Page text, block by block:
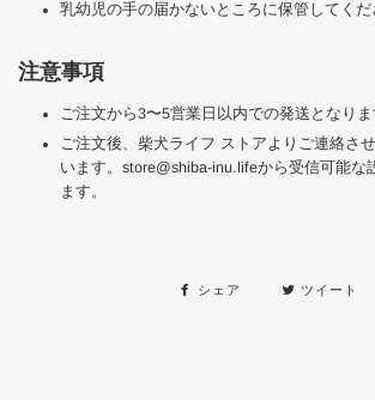
乳幼児の手の届かないところに保管してくだ
注意事項
ご注文から3〜5営業日以内での発送となりま
ご注文後、柴犬ライフ ストアよりご連絡さ
います。 store@shiba-inu.lifeから受信可能な
ます。
シェア ツイート